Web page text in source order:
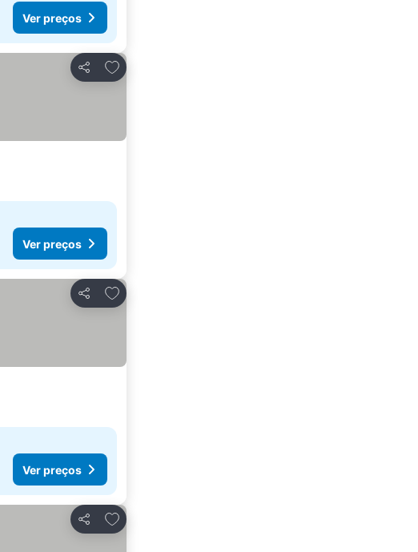
Ver preços
Partilhar
Adicionar aos favoritos
Ver preços
Partilhar
Adicionar aos favoritos
Ver preços
Partilhar
Adicionar aos favoritos